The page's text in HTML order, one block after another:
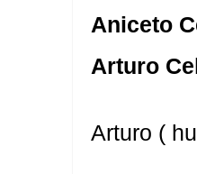
Aniceto
Arturo
Arturo (